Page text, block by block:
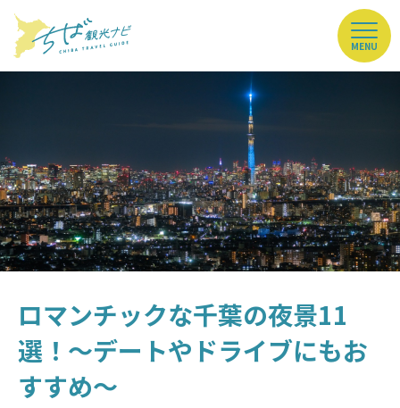
MENU
ロマンチックな千葉の夜景11
選！～デートやドライブにもお
すすめ～